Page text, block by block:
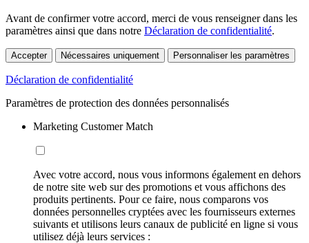
Avant de confirmer votre accord, merci de vous renseigner dans les
paramètres ainsi que dans notre Déclaration de confidentialité.
Accepter Nécessaires uniquement Personnaliser les paramètres
Déclaration de confidentialité
Paramètres de protection des données personnalisés
Marketing Customer Match
Avec votre accord, nous vous informons également en dehors
de notre site web sur des promotions et vous affichons des
produits pertinents. Pour ce faire, nous comparons vos
données personnelles cryptées avec les fournisseurs externes
suivants et utilisons leurs canaux de publicité en ligne si vous
utilisez déjà leurs services :